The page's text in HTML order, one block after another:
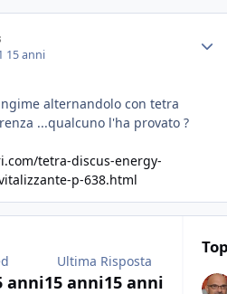
15 anni
alternandolo con tetra
...qualcuno l'ha provato ?
tetra-discus-energy-
p-638.html
anni
Ultima Risposta
15 anni15 anni